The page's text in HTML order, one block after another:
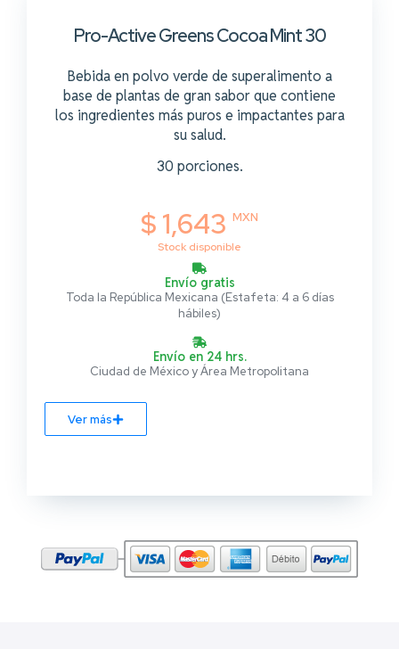
Pro-Active Greens Cocoa Mint 30
Bebida en polvo verde de superalimento a
base de plantas de gran sabor que contiene
los ingredientes más puros e impactantes para
su salud.
30 porciones.
$ 1,643 MXN
Stock disponible
Envío gratis
Toda la República Mexicana (Estafeta: 4 a 6 días
hábiles)
Envío en 24 hrs.
Ciudad de México y Área Metropolitana
Ver más